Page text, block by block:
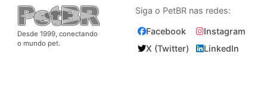
Desde 1999, conectando
o mundo pet.
Siga o PetBR nas redes:
Facebook
Instagram
X (Twitter)
LinkedIn